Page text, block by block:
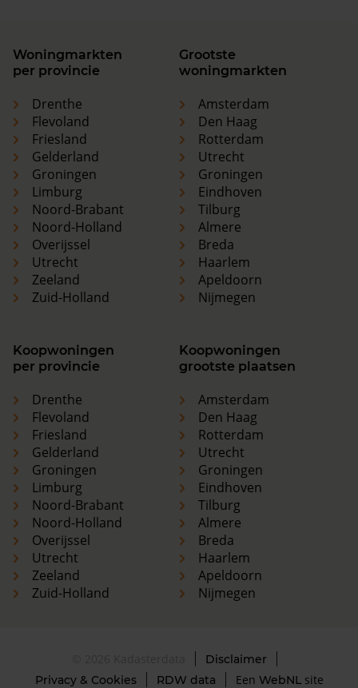
Woningmarkten
per provincie
Drenthe
Flevoland
Friesland
Gelderland
Groningen
Limburg
Noord-Brabant
Noord-Holland
Overijssel
Utrecht
Zeeland
Zuid-Holland
Grootste
woningmarkten
Amsterdam
Den Haag
Rotterdam
Utrecht
Groningen
Eindhoven
Tilburg
Almere
Breda
Haarlem
Apeldoorn
Nijmegen
Koopwoningen
per provincie
Drenthe
Flevoland
Friesland
Gelderland
Groningen
Limburg
Noord-Brabant
Noord-Holland
Overijssel
Utrecht
Zeeland
Zuid-Holland
Koopwoningen
grootste plaatsen
Amsterdam
Den Haag
Rotterdam
Utrecht
Groningen
Eindhoven
Tilburg
Almere
Breda
Haarlem
Apeldoorn
Nijmegen
Disclaimer
Privacy & Cookies
RDW data Een WebNLsite